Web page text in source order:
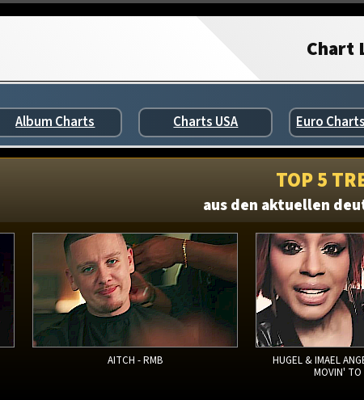
Chart
Album Charts Charts USA Euro
TOP 5
aus den aktuellen
AITCH - RMB
HUGEL & IMAEL
MOVIN' TO